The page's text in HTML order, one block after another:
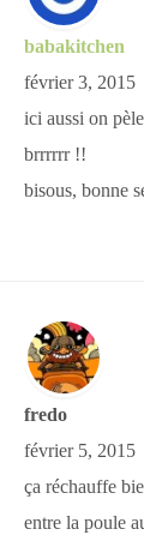
babakitchen
février 3, 2015
ici aussi on
brrrrrr !!
bisous, bonne
fredo
février 5, 2015
ça réchauffe
entre la poule